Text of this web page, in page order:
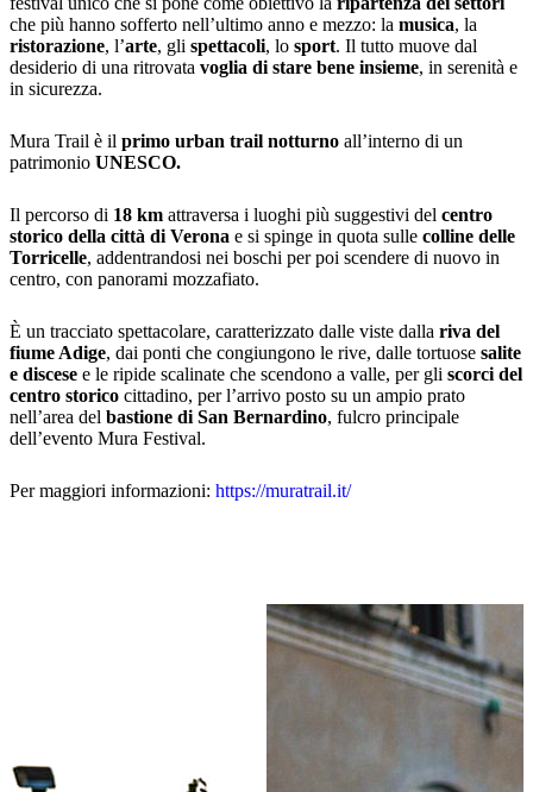
che più hanno sofferto nell’ultimo anno e mezzo: la musica, la
ristorazione, l’arte, gli spettacoli, lo sport. Il tutto muove dal
desiderio di una ritrovata voglia di stare bene insieme, in serenità e
in sicurezza.
Mura Trail è il primo urban trail notturno all’interno di un
patrimonio UNESCO.
Il percorso di 18 km attraversa i luoghi più suggestivi del centro
storico della città di Verona e si spinge in quota sulle colline delle
Torricelle, addentrandosi nei boschi per poi scendere di nuovo in
centro, con panorami mozzafiato.
È un tracciato spettacolare, caratterizzato dalle viste dalla riva del
fiume Adige, dai ponti che congiungono le rive, dalle tortuose salite
e discese e le ripide scalinate che scendono a valle, per gli scorci del
centro storico cittadino, per l’arrivo posto su un ampio prato
nell’area del bastione di San Bernardino, fulcro principale
dell’evento Mura Festival.
Per maggiori informazioni: https://muratrail.it/